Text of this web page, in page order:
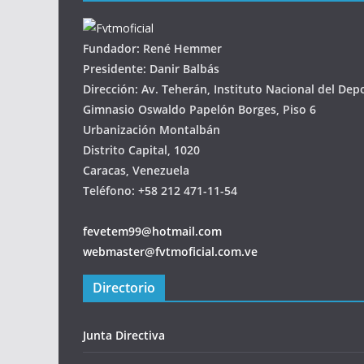
Fundador: René Hemmer
Presidente: Danir Balbás
Dirección: Av. Teherán, Instituto Nacional del
Gimnasio Oswaldo Papelón Borges, Piso 6
Urbanización Montalbán
Distrito Capital, 1020
Caracas, Venezuela
Teléfono: +58 212 471-11-54
fevetem99@hotmail.com
webmaster@fvtmoficial.com.ve
Directorio
Junta Directiva